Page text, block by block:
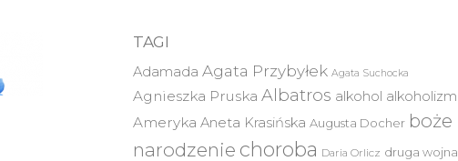
TAGI
Adamada Agata Przybyłek Agata Suchocka
Agnieszka Pruska Albatros alkohol alkoholizm
Ameryka Aneta Krasińska Augusta Docher boże
narodzenie choroba Daria Orlicz druga wojna